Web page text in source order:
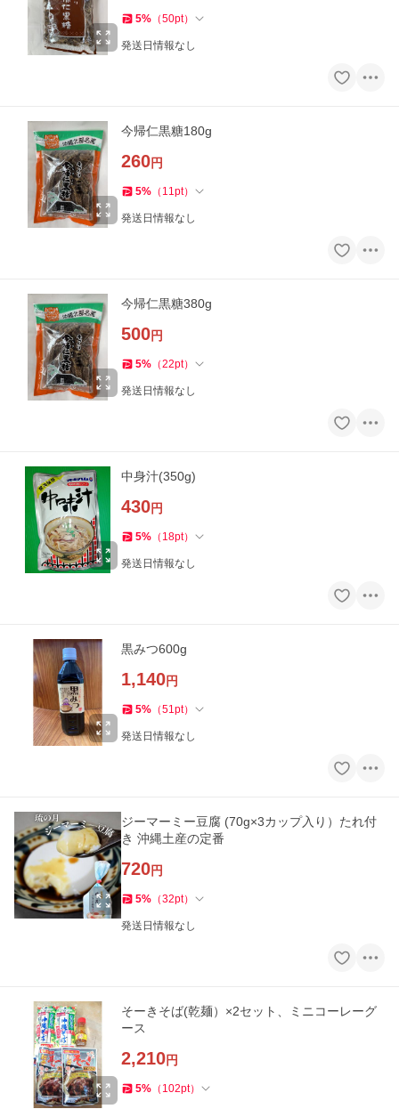
5% （50pt）
発送日情報なし
今帰仁黒糖180g
260円
5% （ 11pt）
発送日情報なし
今帰仁黒糖380g
500円
5% （22pt）
発送日情報なし
中身汁(350g)
430円
5% （ 18pt）
発送日情報なし
黒みつ600g
1,140円
5% （51pt）
発送日情報なし
ジーマーミー豆腐 (70g×3カップ入り）たれ付
き 沖縄土産の定番
720円
5% （32pt）
発送日情報なし
そーきそば(乾麺）×2セット、ミニコーレーグ
ース
2,210円
5% （ 102pt）